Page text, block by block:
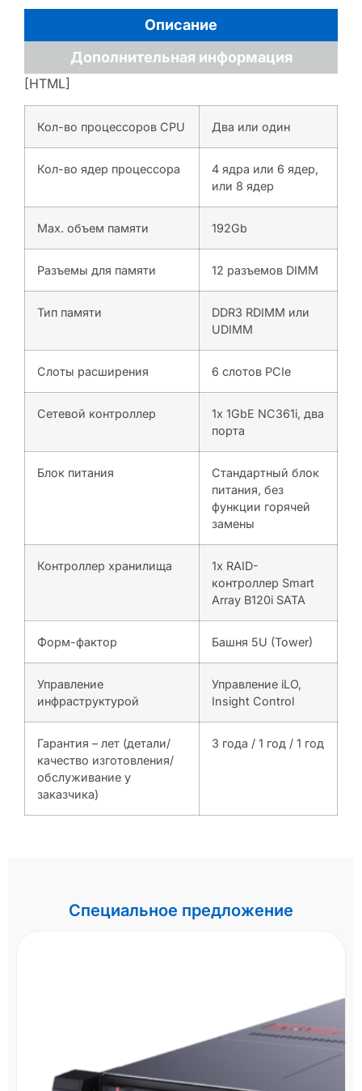
Описание
Дополнительная информация
[HTML]
Кол-во процессоров CPU Два или один
Кол-во ядер процессора
4 ядра или 6 ядер,
или 8 ядер
Max. объем памяти 192Gb
Разъемы для памяти 12 разъемов DIMM
Тип памяти
DDR3 RDIMM или
UDIMM
Слоты расширения 6 слотов PCIe
Сетевой контроллер
1х 1GbE NC361i, два
порта
Блок питания
Стандартный блок
питания, без
функции горячей
замены
Контроллер хранилища
1х RAID-
контроллер Smart
Array B120i SATA
Форм-фактор Башня 5U (Tower)
Управление
инфраструктурой
Управление iLO,
Insight Control
Гарантия – лет (детали/
качество изготовления/
обслуживание у
заказчика)
3 года / 1 год / 1 год
Специальное предложение